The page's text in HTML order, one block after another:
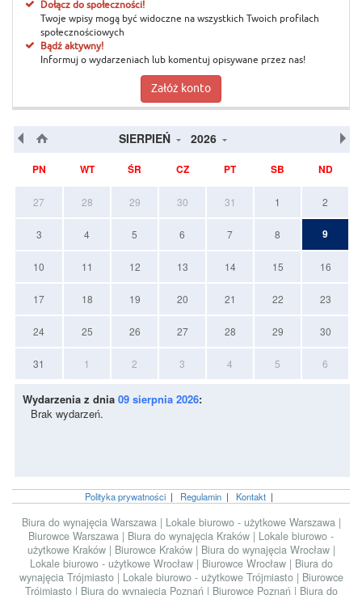
Dołącz do społeczności!
Twoje wpisy mogą być widoczne na wszystkich Twoich profilach
społecznościowych
Bądź aktywny!
Informuj o wydarzeniach lub komentuj opisywane przez nas!
Załóż konto
SIERPIEŃ 2026
PN WT ŚR CZ PT SB ND
27 28 29 30 31 1 2
3 4 5 6 7 8 9
10 11 12 13 14 15 16
17 18 19 20 21 22 23
24 25 26 27 28 29 30
31 1 2 3 4 5 6
Wydarzenia z dnia 09 sierpnia 2026:
Brak wydarzeń.
Polityka prywatności| Regulamin| Kontakt|
Biura do wynajęcia Warszawa | Lokale biurowo - użytkowe Warszawa |
Biurowce Warszawa | Biura do wynajęcia Kraków | Lokale biurowo -
użytkowe Kraków | Biurowce Kraków | Biura do wynajęcia Wrocław |
Lokale biurowo - użytkowe Wrocław | Biurowce Wrocław | Biura do
wynajęcia Trójmiasto | Lokale biurowo - użytkowe Trójmiasto | Biurowce
Trójmiasto | Biura do wynajęcia Poznań | Biurowce Poznań | Biura do